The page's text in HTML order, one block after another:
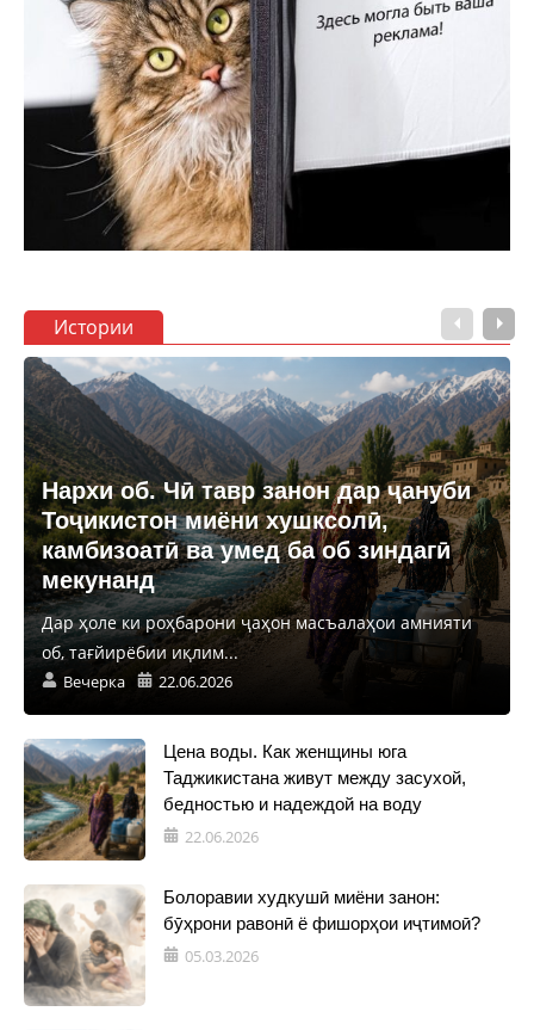
Истории
Нархи об. Чӣ тавр занон дар ҷануби
Тоҷикистон миёни хушксолӣ,
камбизоатӣ ва умед ба об зиндагӣ
мекунанд
Дар ҳоле ки роҳбарони ҷаҳон масъалаҳои амнияти
об, тағйирёбии иқлим...
Вечерка 22.06.2026
Цена воды. Как женщины юга
Таджикистана живут между засухой,
бедностью и надеждой на воду
22.06.2026
Болоравии худкушӣ миёни занон:
бӯҳрони равонӣ ё фишорҳои иҷтимоӣ?
05.03.2026